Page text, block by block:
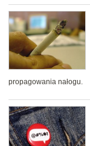
propagowania nałogu.